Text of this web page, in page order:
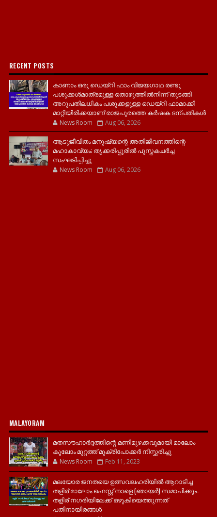
RECENT POSTS
കാണാം ഒരു ഡെയ്‌റി ഫാം വിജയഗാഥ രണ്ടു
പശുക്കൾമാത്രമുള്ള തൊഴുത്തിൽനിന്ന് തുടങ്ങി
അറുപതിലധികം പശുക്കളുള്ള ഡെയ്റി ഫാമാക്കി
മാറ്റിയിരിക്കയാണ് രാജപുരത്തെ കർഷക ദന്പതികൾ
News Room Aug 06, 2026
ആടുജീവിതം മനുഷ്യന്റെ അതിജീവനത്തിന്റെ
മഹാകാവ്യം; തൃക്കരിപ്പൂരിൽ പുസ്തകചർച്ച
സംഘടിപ്പിച്ചു
News Room Aug 06, 2026
MALAYORAM
മതസൗഹാർദ്ദത്തിന്റെ മണിമുഴക്കവുമായി മാലോം
കൂലോം മുറ്റത്ത് മുക്രിപോക്കർ നിസ്ക്കരിച്ചു
News Room Feb 11, 2023
മലയോര ജനതയെ ഉത്സവലഹരിയിൽ ആറാടിച്ച
തളിര് മാലോം ഫെസ്റ്റ് നാളെ (ഞായർ) സമാപിക്കും..
തളിര് നഗരിയിലേക്ക് ഒഴുകിയെത്തുന്നത്
പതിനായിരങ്ങൾ